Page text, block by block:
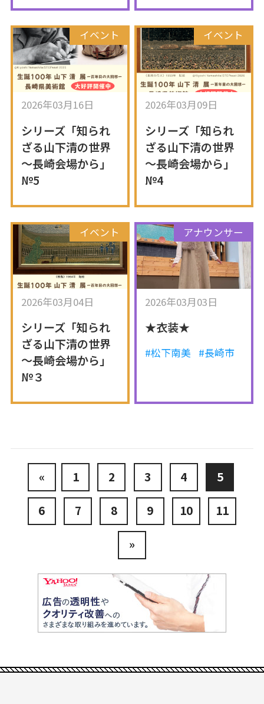
2026年03月16日
シリーズ「知られ
ざる山下清の世界
～長崎会場から」
№5
イベント
2026年03月09日
シリーズ「知られ
ざる山下清の世界
～長崎会場から」
№4
イベント
2026年03月04日
シリーズ「知られ
ざる山下清の世界
～長崎会場から」
№３
イベント
2026年03月03日
★衣装★
#松下南美 #長崎市
アナウンサー
« 1 2 3 4 5
6 7 8 9 10 11
»